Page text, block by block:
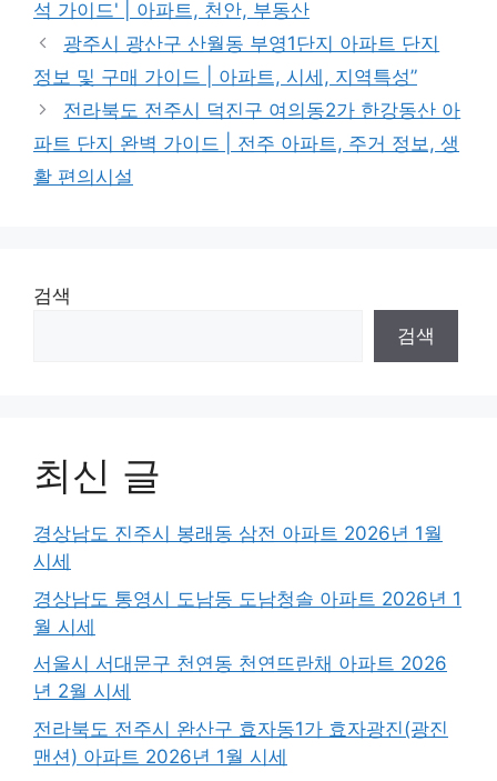
석 가이드' | 아파트, 천안, 부동산
광주시 광산구 산월동 부영1단지 아파트 단지
정보 및 구매 가이드 | 아파트, 시세, 지역특성”
전라북도 전주시 덕진구 여의동2가 한강동산 아
파트 단지 완벽 가이드 | 전주 아파트, 주거 정보, 생
활 편의시설
검색
검색
최신 글
경상남도 진주시 봉래동 삼전 아파트 2026년 1월
시세
경상남도 통영시 도남동 도남청솔 아파트 2026년 1
월 시세
서울시 서대문구 천연동 천연뜨란채 아파트 2026
년 2월 시세
전라북도 전주시 완산구 효자동1가 효자광진(광진
맨션) 아파트 2026년 1월 시세